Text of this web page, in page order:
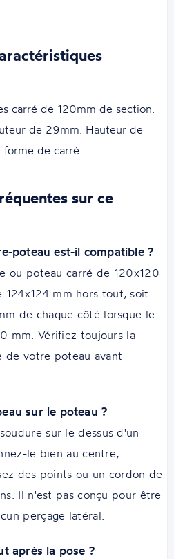
carré de 120mm de section.
de 29mm. Hauteur de
de carré.
sur ce
poteau est-il compatible ?
ou poteau carré de 120x120
124x124 mm hors tout, soit
de chaque côté lorsque le
mm. Vérifiez toujours la
de votre poteau avant
sur le poteau ?
sur le dessus d'un
le bien au centre,
des points ou un cordon de
Il n'est pas conçu pour être
perçage latéral.
après la pose ?